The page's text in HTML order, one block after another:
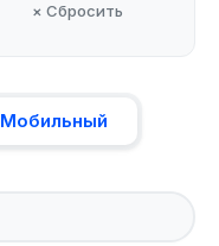
× Сбросить
Мобильный